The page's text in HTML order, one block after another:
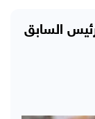
السابق